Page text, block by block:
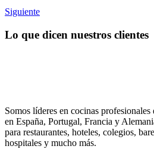
Siguiente
Lo que dicen nuestros clientes
Somos líderes en cocinas profesionales
en España, Portugal, Francia y
para restaurantes, hoteles, colegios,
hospitales y mucho más.